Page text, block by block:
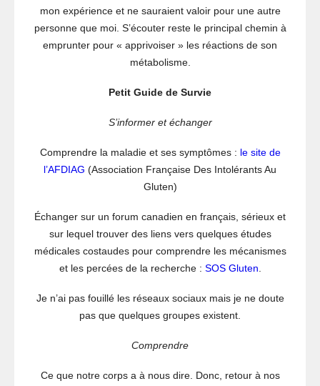
mon expérience et ne sauraient valoir pour une autre
personne que moi. S’écouter reste le principal chemin à
emprunter pour « apprivoiser » les réactions de son
métabolisme.
Petit Guide de Survie
S’informer et échanger
Comprendre la maladie et ses symptômes : le site de
l’AFDIAG (Association Française Des Intolérants Au
Gluten)
Échanger sur un forum canadien en français, sérieux et
sur lequel trouver des liens vers quelques études
médicales costaudes pour comprendre les mécanismes
et les percées de la recherche : SOS Gluten
Je n’ai pas fouillé les réseaux sociaux mais je ne doute
pas que quelques groupes existent.
Comprendre
Ce que notre corps a à nous dire. Donc, retour à nos